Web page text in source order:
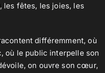
les fêtes, les joies, les
différemment, où
où le public interpelle son
on ouvre son cœur,